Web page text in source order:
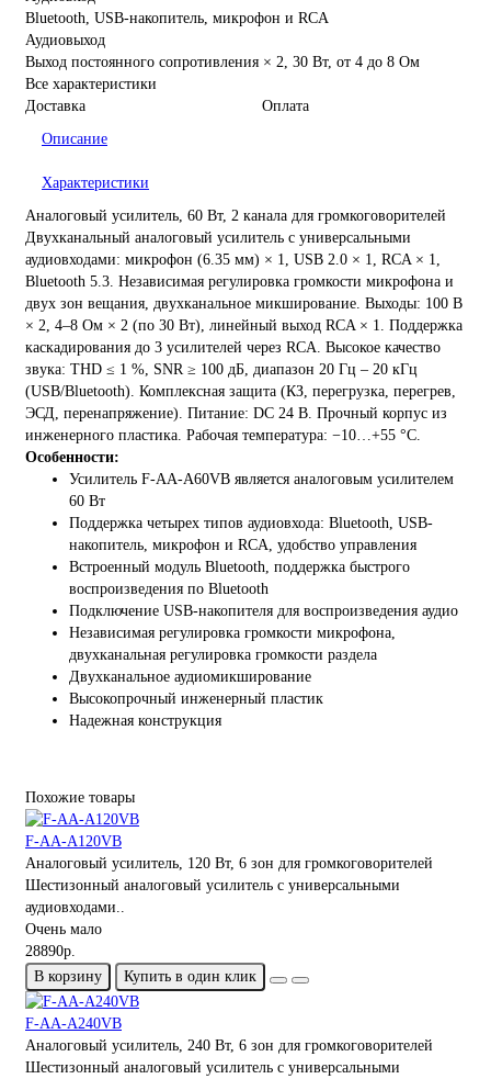
Bluetooth, USB-накопитель, микрофон и RCA
Аудиовыход
Выход постоянного сопротивления × 2, 30 Вт, от 4 до 8 Ом
Все характеристики
Доставка
Оплата
Описание
Характеристики
Аналоговый усилитель, 60 Вт, 2 канала для громкоговорителей
Двухканальный аналоговый усилитель с универсальными
аудиовходами: микрофон (6.35 мм) × 1, USB 2.0 × 1, RCA × 1,
Bluetooth 5.3. Независимая регулировка громкости микрофона и
двух зон вещания, двухканальное микширование. Выходы: 100 В
× 2, 4–8 Ом × 2 (по 30 Вт), линейный выход RCA × 1. Поддержка
каскадирования до 3 усилителей через RCA. Высокое качество
звука: THD ≤ 1 %, SNR ≥ 100 дБ, диапазон 20 Гц – 20 кГц
(USB/Bluetooth). Комплексная защита (КЗ, перегрузка, перегрев,
ЭСД, перенапряжение). Питание: DC 24 В. Прочный корпус из
инженерного пластика. Рабочая температура: −10…+55 °С.
Особенности:
Усилитель F-AA-A60VB является аналоговым усилителем
60 Вт
Поддержка четырех типов аудиовхода: Bluetooth, USB-
накопитель, микрофон и RCA, удобство управления
Встроенный модуль Bluetooth, поддержка быстрого
воспроизведения по Bluetooth
Подключение USB-накопителя для воспроизведения аудио
Независимая регулировка громкости микрофона,
двухканальная регулировка громкости раздела
Двухканальное аудиомикширование
Высокопрочный инженерный пластик
Надежная конструкция
Похожие товары
F-AA-A120VB
Аналоговый усилитель, 120 Вт, 6 зон для громкоговорителей
Шестизонный аналоговый усилитель с универсальными
аудиовходами..
Очень мало
28890р.
В корзину
Купить в один клик
F-AA-A240VB
Аналоговый усилитель, 240 Вт, 6 зон для громкоговорителей
Шестизонный аналоговый усилитель с универсальными